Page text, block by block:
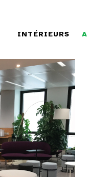
INTÉRIEURS